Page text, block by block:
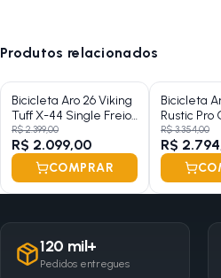
Produtos relacionados
Bicicleta Aro 26 Viking
Tuff X-44 Single Freio
Traseiro Shimano
R$ 2.399,00
R$ 2.099,00
COMPRAR
Bicicleta
Rustic Pro
Single
R$ 3.354,00
R$
120 mil+
Pedidos entregues